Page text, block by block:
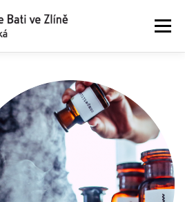
Menu
2026
ZEPTEJ SE VĚDCE
ROČNÍKY KONTAKTY